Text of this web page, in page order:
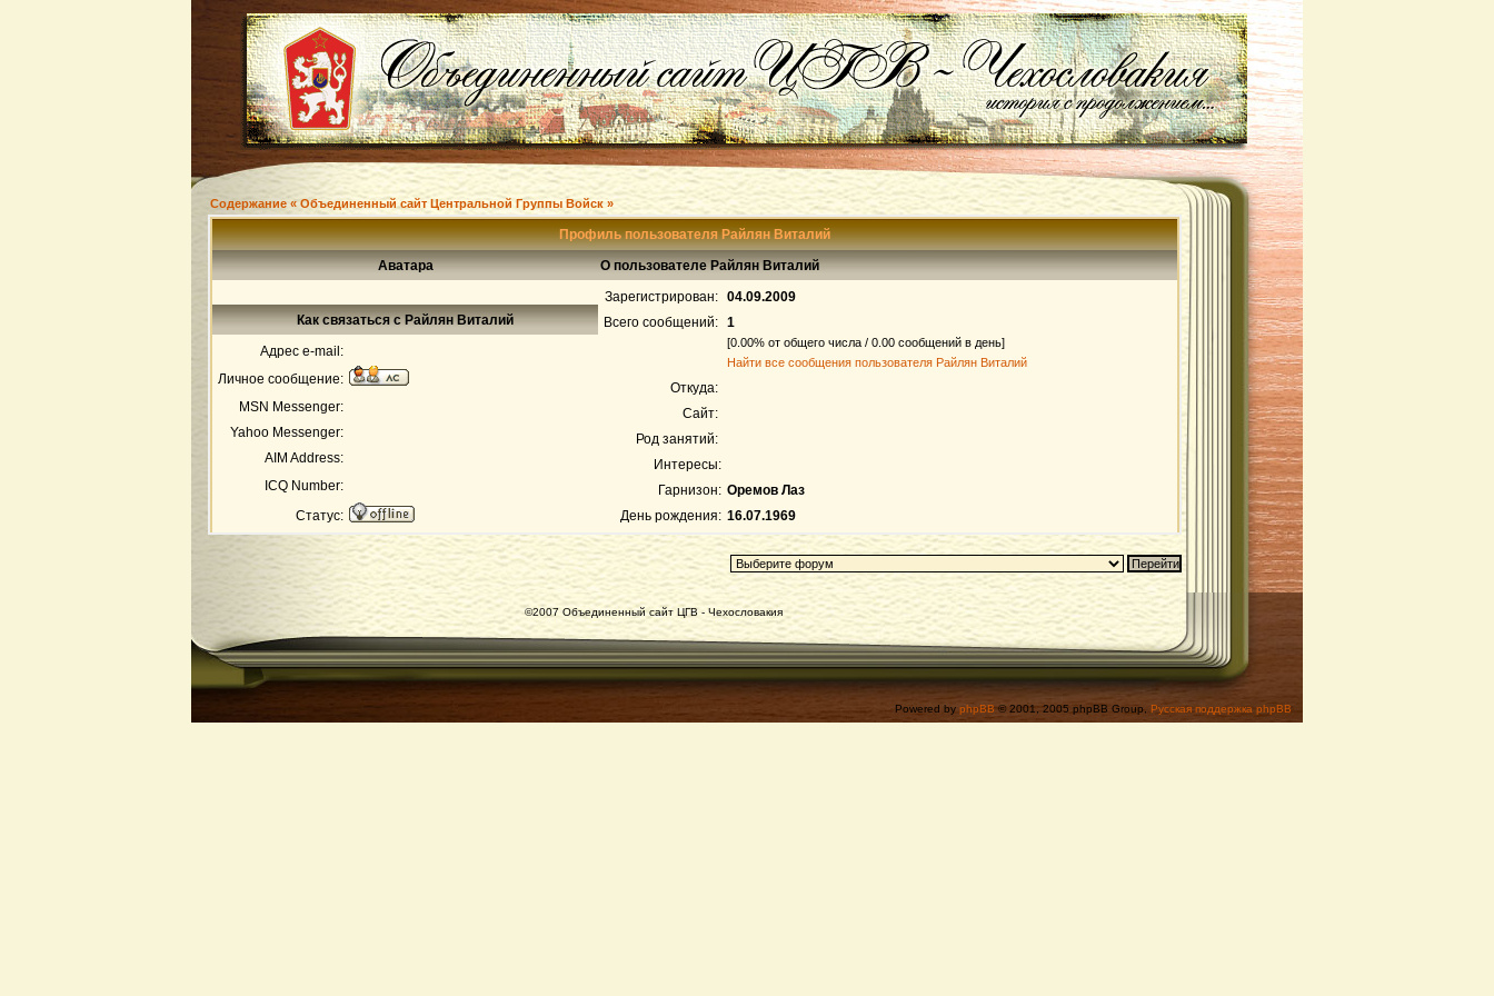
Содержание « Объединенный сайт Центральной Группы Войск »
Профиль пользователя Райлян Виталий
Аватара
О пользователе Райлян Виталий
Зарегистрирован: 04.09.2009
Всего сообщений: 1
[0.00% от общего числа / 0.00 сообщений в день]
Найти все сообщения пользователя Райлян Виталий
Откуда:
Сайт:
Род занятий:
Интересы:
Гарнизон: Оремов Лаз
День рождения: 16.07.1969
Как связаться с Райлян Виталий
Адрес e-mail:
Личное сообщение:
MSN Messenger:
Yahoo Messenger:
AIM Address:
ICQ Number:
Статус:
©2007 Объединенный сайт ЦГВ - Чехословакия
Powered by phpBB © 2001, 2005 phpBB Group, Русская поддержка phpBB